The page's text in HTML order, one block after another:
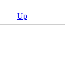
Up